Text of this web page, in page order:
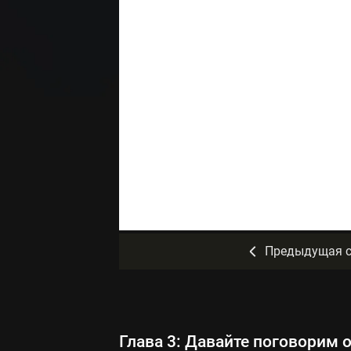
Предыдущая
Глава 3: Давайте поговорим